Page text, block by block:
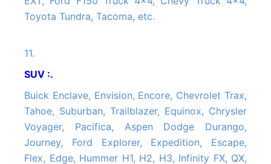
Toyota Tundra, Tacoma, etc.
11.
SUV :.
Buick Enclave, Envision, Encore, Chevrolet Trax,
Tahoe, Suburban, Trailblazer, Equinox, Chrysler
Voyager, Pacifica, Aspen Dodge Durango,
Journey, Ford Explorer, Expedition, Escape,
Flex, Edge, Hummer H1, H2, H3, Infinity FX, QX,